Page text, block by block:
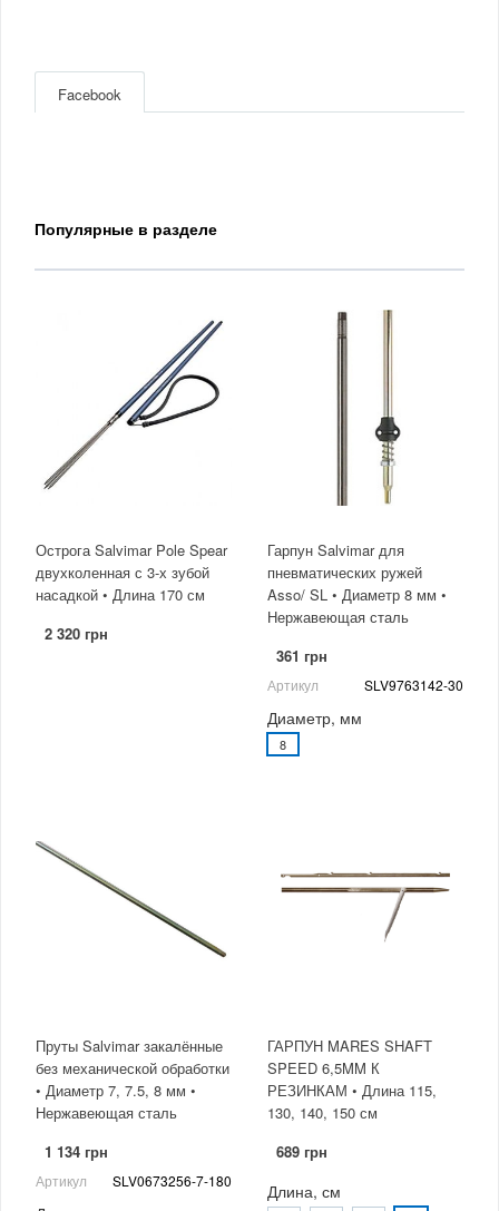
Facebook
Популярные в разделе
Острога Salvimar Pole Spear
двухколенная с 3-х зубой
насадкой • Длина 170 см
2 320 грн
Гарпун Salvimar для
пневматических ружей
Asso/ SL • Диаметр 8 мм •
Нержавеющая сталь
361 грн
Артикул SLV9763142-30
Диаметр, мм
8
Пруты Salvimar закалённые
без механической обработки
• Диаметр 7, 7.5, 8 мм •
Нержавеющая сталь
1 134 грн
Артикул SLV0673256-7-180
ГАРПУН MARES SHAFT
SPEED 6,5MM К
РЕЗИНКАМ • Длина 115,
130, 140, 150 см
689 грн
Длина, см